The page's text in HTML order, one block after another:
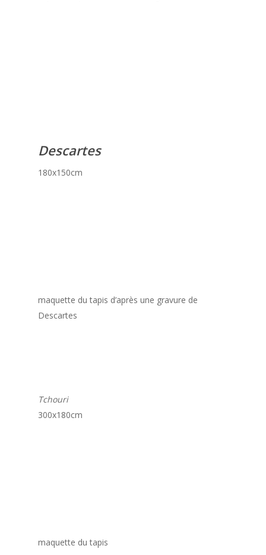
Descartes
180x150cm
maquette du tapis d’après une gravure de
Descartes
Tchouri
300x180cm
maquette du tapis